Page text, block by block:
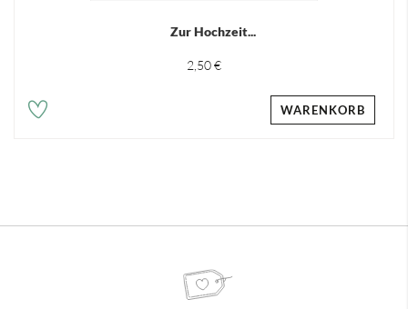
Zur Hochzeit...
2,50 €
WARENKORB